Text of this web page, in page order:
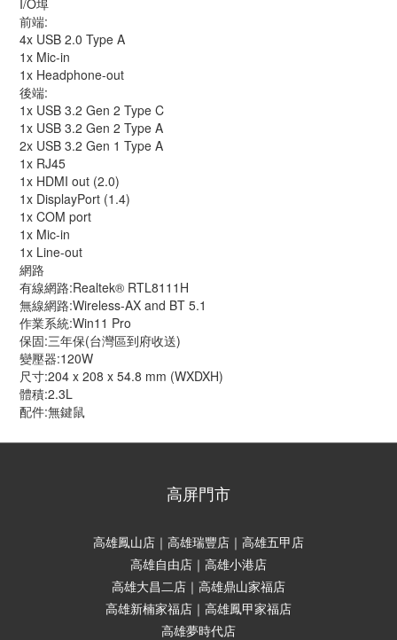
I/O埠
前端:
4x USB 2.0 Type A
1x Mic-in
1x Headphone-out
後端:
1x USB 3.2 Gen 2 Type C
1x USB 3.2 Gen 2 Type A
2x USB 3.2 Gen 1 Type A
1x RJ45
1x HDMI out (2.0)
1x DisplayPort (1.4)
1x COM port
1x Mic-in
1x Line-out
網路
有線網路:Realtek® RTL8111H
無線網路:Wireless-AX and BT 5.1
作業系統:Win11 Pro
保固:三年保(台灣區到府收送)
變壓器:120W
尺寸:204 x 208 x 54.8 mm (WXDXH)
體積:2.3L
配件:無鍵鼠
高屏門市
高雄鳳山店｜高雄瑞豐店｜高雄五甲店
高雄自由店｜高雄小港店
高雄大昌二店｜高雄鼎山家福店
高雄新楠家福店｜高雄鳳甲家福店
高雄夢時代店